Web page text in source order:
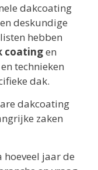
dakcoating
deskundige
hebben
coatingen
technieken
dak.
dakcoating
zaken
hoeveel jaar de